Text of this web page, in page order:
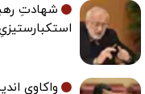
شهادتِ
واکاوی